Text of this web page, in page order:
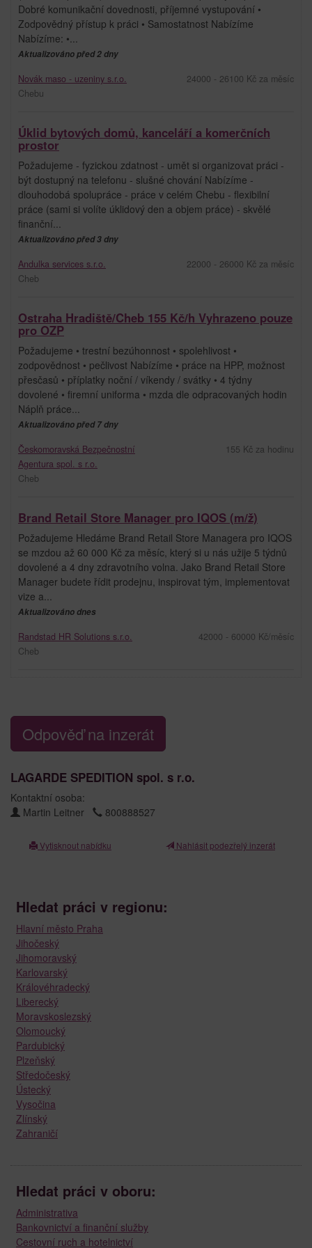
Dobré komunikační dovednosti, příjemné vystupování •
Zodpovědný přístup k práci • Samostatnost Nabízíme
Nabízíme: •...
Aktualizováno před 2 dny
Novák maso - uzeniny s.r.o.
Chebu
24000 - 26100 Kč za měsíc
Úklid bytových domů, kanceláří a komerčních
prostor
Požadujeme - fyzickou zdatnost - umět si organizovat práci -
být dostupný na telefonu - slušné chování Nabízíme -
dlouhodobá spolupráce - práce v celém Chebu - flexibilní
práce (sami si volíte úklidový den a objem práce) - skvělé
finanční...
Aktualizováno před 3 dny
Andulka services s.r.o.
Cheb
22000 - 26000 Kč za měsíc
Ostraha Hradiště/Cheb 155 Kč/h Vyhrazeno pouze
pro OZP
Požadujeme • trestní bezúhonnost • spolehlivost •
zodpovědnost • pečlivost Nabízíme • práce na HPP, možnost
přesčasů • příplatky noční / víkendy / svátky • 4 týdny
dovolené • firemní uniforma • mzda dle odpracovaných hodin
Náplň práce...
Aktualizováno před 7 dny
Českomoravská Bezpečnostní
Agentura spol. s r.o.
Cheb
155 Kč za hodinu
Brand Retail Store Manager pro IQOS (m/ž)
Požadujeme Hledáme Brand Retail Store Managera pro IQOS
se mzdou až 60 000 Kč za měsíc, který si u nás užije 5 týdnů
dovolené a 4 dny zdravotního volna. Jako Brand Retail Store
Manager budete řídit prodejnu, inspirovat tým, implementovat
vize a...
Aktualizováno dnes
Randstad HR Solutions s.r.o.
Cheb
42000 - 60000 Kč/měsíc
Odpověď na inzerát
LAGARDE SPEDITION spol. s r.o.
Kontaktní osoba:
Martin Leitner
800888527
Vytisknout nabídku Nahlásit podezřelý inzerát
Hledat práci v regionu:
Hlavní město Praha
Jihočeský
Jihomoravský
Karlovarský
Královéhradecký
Liberecký
Moravskoslezský
Olomoucký
Pardubický
Plzeňský
Středočeský
Ústecký
Vysočina
Zlínský
Zahraničí
Hledat práci v oboru:
Administrativa
Bankovnictví a finanční služby
Cestovní ruch a hotelnictví